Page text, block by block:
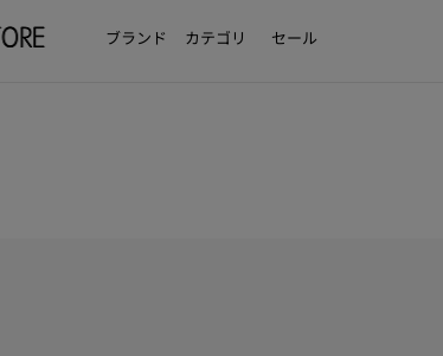
ブランド カテゴリ セール